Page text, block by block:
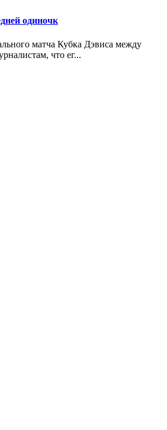
одиночк
матча Кубка Дэвиса между
что ег...